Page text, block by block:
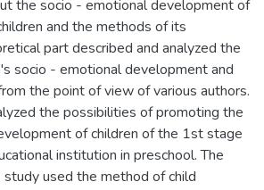
the socio - emotional development of
and the methods of its
part described and analyzed the
socio - emotional development and
the point of view of various authors.
the possibilities of promoting the
of children of the 1st stage
institution in preschool. The
used the method of child